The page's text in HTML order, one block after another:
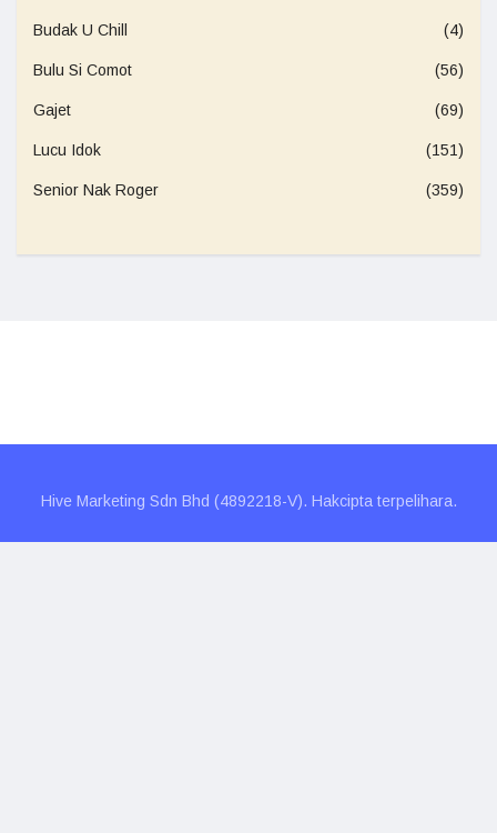
Budak U Chill (4)
Bulu Si Comot (56)
Gajet (69)
Lucu Idok (151)
Senior Nak Roger (359)
Hive Marketing Sdn Bhd (4892218-V). Hakcipta terpelihara.